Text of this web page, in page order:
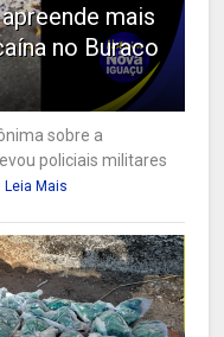
mais
no Buraco
sobre a
policiais militares
Leia Mais